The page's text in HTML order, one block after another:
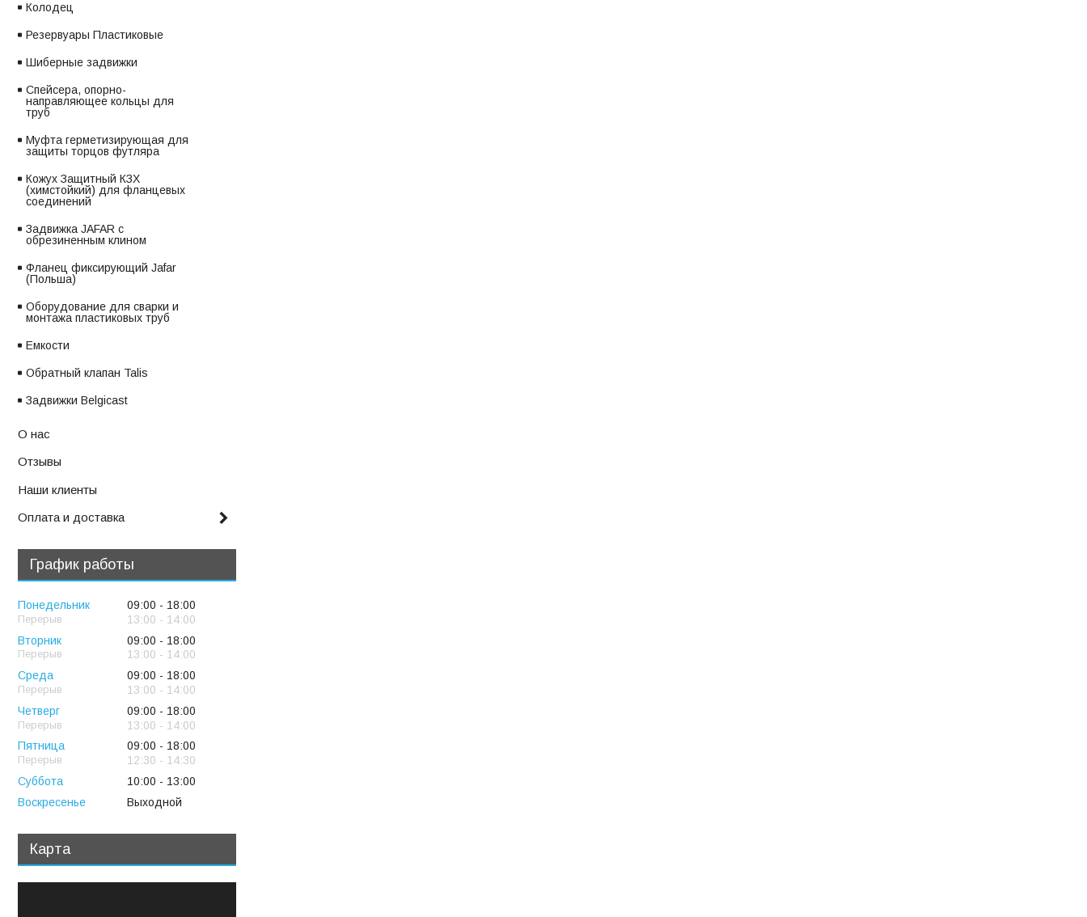
Колодец
Резервуары Пластиковые
Шиберные задвижки
Спейсера, опорно-
направляющее кольцы для
труб
Муфта герметизирующая для
защиты торцов футляра
Кожух Защитный КЗХ
(химстойкий) для фланцевых
соединений
Задвижка JAFAR с
обрезиненным клином
Фланец фиксирующий Jafar
(Польша)
Оборудование для сварки и
монтажа пластиковых труб
Емкости
Обратный клапан Talis
Задвижки Belgicast
О нас
Отзывы
Наши клиенты
Оплата и доставка
График работы
Понедельник 09:00
18:00
13:00
14:00
Вторник
09:00
18:00
13:00
14:00
Среда
09:00
18:00
13:00
14:00
Четверг
09:00
18:00
13:00
14:00
Пятница
09:00
18:00
12:30
14:30
Суббота
10:00
13:00
Воскресенье
Выходной
Карта